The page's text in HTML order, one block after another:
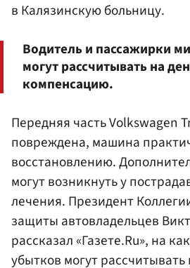
в Калязинскую больницу.
Водитель и пассажирки
могут рассчитывать на
компенсацию.
Передняя часть Volkswagen
повреждена, машина
восстановлению.
могут возникнуть у
лечения. Президент
защиты автовладельцев
рассказал «Газете.Ru», на
убытков могут